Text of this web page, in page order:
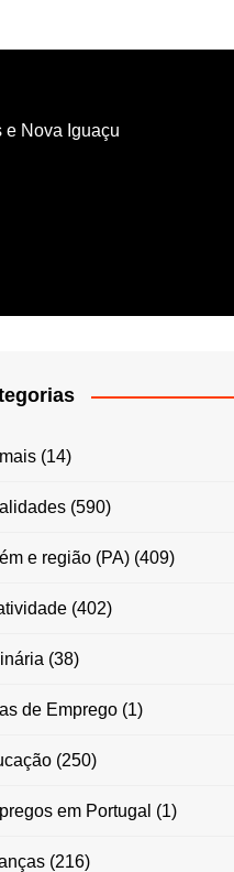
e Nova Iguaçu
(14)
(590)
e região (PA)(409)
(402)
(38)
de Emprego(1)
(250)
em Portugal (1)
(216)